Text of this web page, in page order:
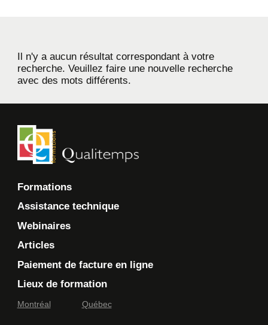
Il n'y a aucun résultat correspondant à votre
recherche. Veuillez faire une nouvelle recherche
avec des mots différents.
Formations
Assistance technique
Webinaires
Articles
Paiement de facture en ligne
Lieux de formation
Montréal Québec